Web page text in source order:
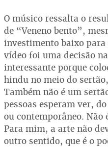
O músico ressalta o
de “Veneno bento”,
investimento baixo
vídeo foi uma decisão
interessante porque
hindu no meio do
Também não é um
pessoas esperam ver,
ou contemporâneo. Não
Para mim, a arte não
outro sentido, que é o